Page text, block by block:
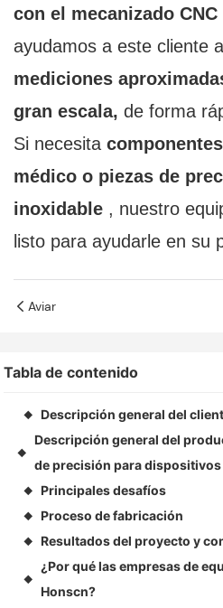
con el mecanizado CNC
ayudamos a este cliente
mediciones
gran escala, de forma
Si necesita
médico o piezas de
inoxidable , nuestro
listo para ayudarle en su
Aviar
Tabla de contenido
◆ Descripción general del
◆
Descripción general del
de precisión para
◆ Principales desafíos
◆ Proceso de fabricación
◆ Resultados del proyecto y
◆
¿Por qué las empresas de
Honscn?